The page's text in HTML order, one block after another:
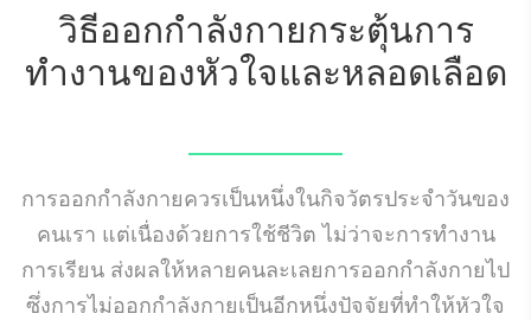
วิธีออกกำลังกายกระตุ้นการ
ทำงานของหัวใจและหลอดเลือด
การออกกำลังกายควรเป็นหนึ่งในกิจวัตรประจำวันของ
คนเรา แต่เนื่องด้วยการใช้ชีวิต ไม่ว่าจะการทำงาน
การเรียน ส่งผลให้หลายคนละเลยการออกกำลังกายไป
ซึ่งการไม่ออกกำลังกายเป็นอีกหนึ่งปัจจัยที่ทำให้หัวใจ